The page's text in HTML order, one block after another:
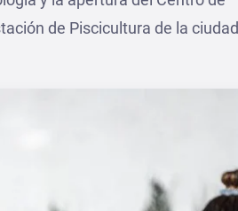
de Piscicultura de la ciudad